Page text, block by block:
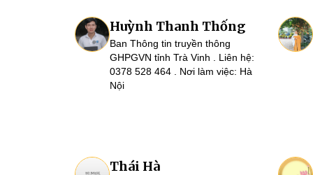
Huỳnh Thanh Thống
Ban Thông tin truyền thông
GHPGVN tỉnh Trà Vinh . Liên hệ:
0378 528 464 . Nơi làm việc: Hà
Nội
Thái Hà